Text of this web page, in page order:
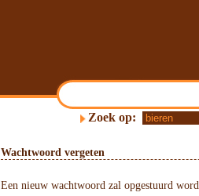
Zoek op:
Wachtwoord vergeten
Een nieuw wachtwoord zal opgestuurd